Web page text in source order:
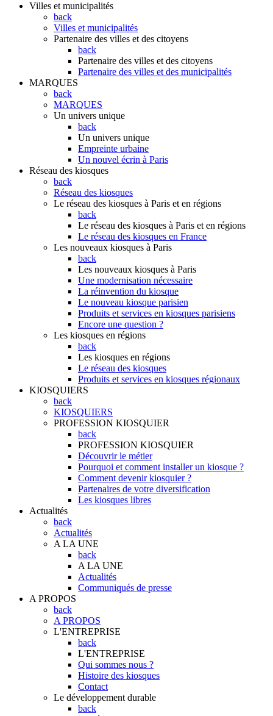
Villes et municipalités
back
Villes et municipalités
Partenaire des villes et des citoyens
back
Partenaire des villes et des citoyens
Partenaire des villes et des municipalités
MARQUES
back
MARQUES
Un univers unique
back
Un univers unique
Empreinte urbaine
Un nouvel écrin à Paris
Réseau des kiosques
back
Réseau des kiosques
Le réseau des kiosques à Paris et en régions
back
Le réseau des kiosques à Paris et en régions
Le réseau des kiosques en France
Les nouveaux kiosques à Paris
back
Les nouveaux kiosques à Paris
Une modernisation nécessaire
La réinvention du kiosque
Le nouveau kiosque parisien
Produits et services en kiosques parisiens
Encore une question ?
Les kiosques en régions
back
Les kiosques en régions
Le réseau des kiosques
Produits et services en kiosques régionaux
KIOSQUIERS
back
KIOSQUIERS
PROFESSION KIOSQUIER
back
PROFESSION KIOSQUIER
Découvrir le métier
Pourquoi et comment installer un kiosque ?
Comment devenir kiosquier ?
Partenaires de votre diversification
Les kiosques libres
Actualités
back
Actualités
A LA UNE
back
A LA UNE
Actualités
Communiqués de presse
A PROPOS
back
A PROPOS
L'ENTREPRISE
back
L'ENTREPRISE
Qui sommes nous ?
Histoire des kiosques
Contact
Le développement durable
back